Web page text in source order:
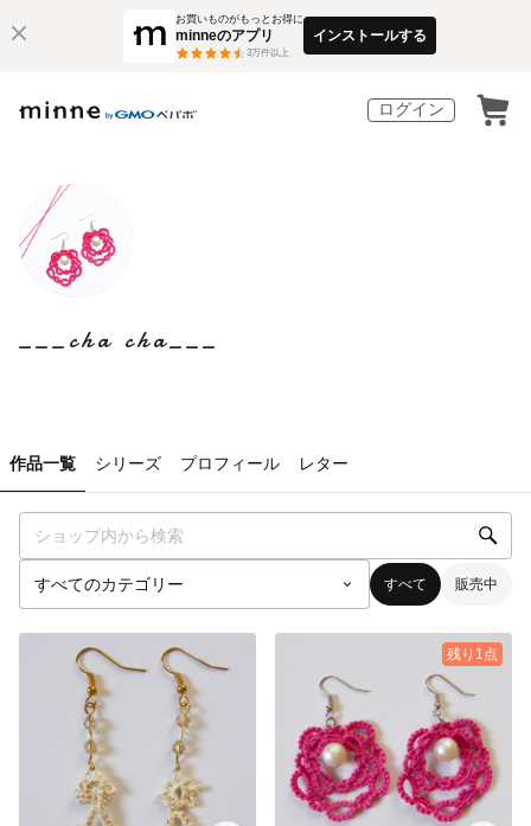
お買いものがもっとお得に
minneのアプリ
3万件以上
インストールする
ログイン
___cha cha___
作品一覧 シリーズ プロフィール レター
すべて 販売中
残り1点